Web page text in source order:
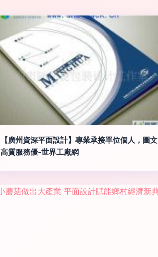
【廣州資深平面設計】專業承接單位個人，圖文
高質服務優-世界工廠網